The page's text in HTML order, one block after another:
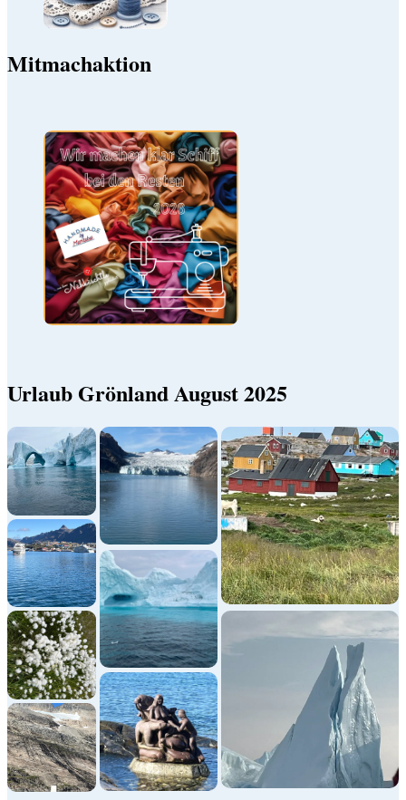
Mitmachaktion
Urlaub Grönland August 2025